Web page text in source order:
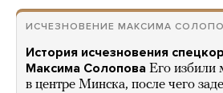
ИСЧЕЗНОВЕНИЕ МАКСИМА
История исчезновения
Максима Солопова Его избили
в центре Минска, после чего